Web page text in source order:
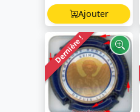
Ajouter
Dernière !